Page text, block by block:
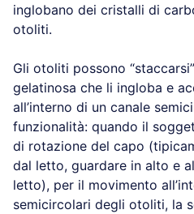
inglobano dei cristalli di
otoliti.
Gli otoliti possono
gelatinosa che li ingloba e
all’interno di un canale
funzionalità: quando il
di rotazione del capo
dal letto, guardare in alto e
letto), per il movimento
semicircolari degli otoliti, la